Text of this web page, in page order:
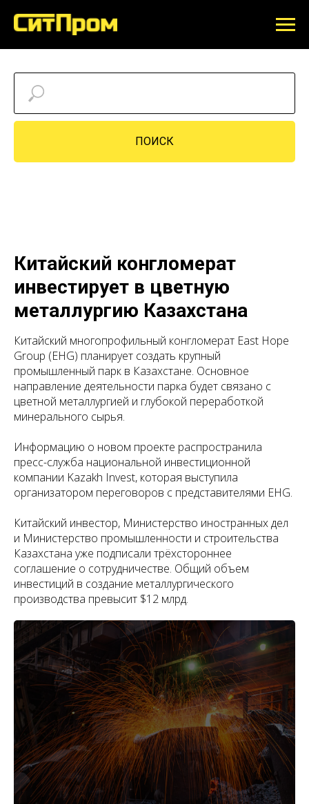
ПОИСК
Китайский конгломерат
инвестирует в цветную
металлургию Казахстана
Китайский многопрофильный конгломерат East Hope
Group (EHG) планирует создать крупный
промышленный парк в Казахстане. Основное
направление деятельности парка будет связано с
цветной металлургией и глубокой переработкой
минерального сырья.
Информацию о новом проекте распространила
пресс-служба национальной инвестиционной
компании Kazakh Invest, которая выступила
организатором переговоров с представителями EHG.
Китайский инвестор, Министерство иностранных дел
и Министерство промышленности и строительства
Казахстана уже подписали трёхстороннее
соглашение о сотрудничестве. Общий объем
инвестиций в создание металлургического
производства превысит $12 млрд.